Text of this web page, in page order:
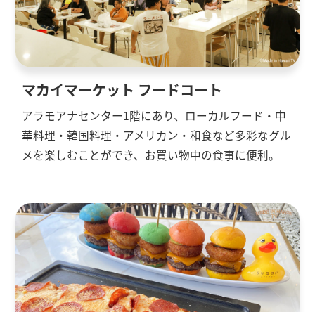
マカイマーケット フードコート
アラモアナセンター1階にあり、ローカルフード・中
華料理・韓国料理・アメリカン・和食など多彩なグル
メを楽しむことができ、お買い物中の食事に便利。